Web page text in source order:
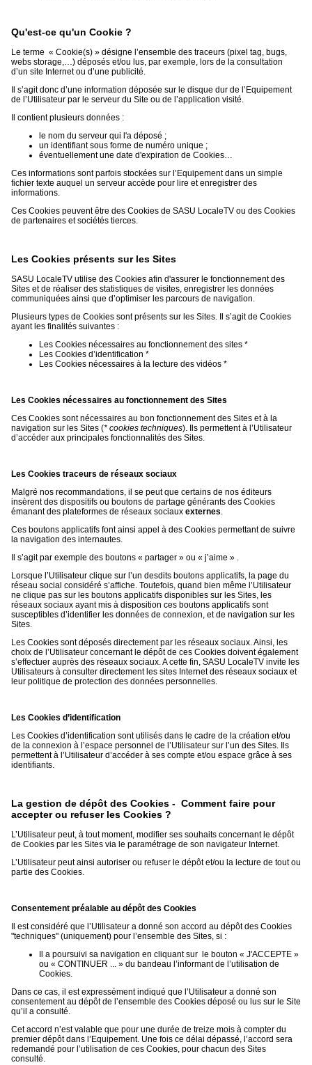
Qu'est-ce qu'un Cookie ?
Le terme « Cookie(s) » désigne l’ensemble des traceurs (pixel tag, bugs,
webs storage,…) déposés et/ou lus, par exemple, lors de la consultation
d’un site Internet ou d’une publicité.
Il s’agit donc d’une information déposée sur le disque dur de l’Equipement
de l’Utilisateur par le serveur du Site ou de l’application visité.
Il contient plusieurs données :
le nom du serveur qui l'a déposé ;
un identifiant sous forme de numéro unique ;
éventuellement une date d'expiration de Cookies…
Ces informations sont parfois stockées sur l’Equipement dans un simple
fichier texte auquel un serveur accède pour lire et enregistrer des
informations.
Ces Cookies peuvent être des Cookies de SASU LocaleTV ou des Cookies
de partenaires et sociétés tierces.
Les Cookies présents sur les Sites
SASU LocaleTV utilise des Cookies afin d'assurer le fonctionnement des
Sites et de réaliser des statistiques de visites, enregistrer les données
communiquées ainsi que d’optimiser les parcours de navigation.
Plusieurs types de Cookies sont présents sur les Sites. Il s’agit de Cookies
ayant les finalités suivantes :
Les Cookies nécessaires au fonctionnement des sites *
Les Cookies d’identification *
Les Cookies nécessaires à la lecture des vidéos *
Les Cookies nécessaires au fonctionnement des Sites
Ces Cookies sont nécessaires au bon fonctionnement des Sites et à la
navigation sur les Sites (* cookies techniques). Ils permettent à l’Utilisateur
d’accéder aux principales fonctionnalités des Sites.
Les Cookies traceurs de réseaux sociaux
Malgré nos recommandations, il se peut que certains de nos éditeurs
insèrent des dispositifs ou boutons de partage générants des Cookies
émanant des plateformes de réseaux sociaux externes.
Ces boutons applicatifs font ainsi appel à des Cookies permettant de suivre
la navigation des internautes.
Il s’agit par exemple des boutons « partager » ou « j’aime » .
Lorsque l’Utilisateur clique sur l’un desdits boutons applicatifs, la page du
réseau social considéré s’affiche. Toutefois, quand bien même l’Utilisateur
ne clique pas sur les boutons applicatifs disponibles sur les Sites, les
réseaux sociaux ayant mis à disposition ces boutons applicatifs sont
susceptibles d’identifier les données de connexion, et de navigation sur les
Sites.
Les Cookies sont déposés directement par les réseaux sociaux. Ainsi, les
choix de l’Utilisateur concernant le dépôt de ces Cookies doivent également
s’effectuer auprès des réseaux sociaux. A cette fin, SASU LocaleTV invite les
Utilisateurs à consulter directement les sites Internet des réseaux sociaux et
leur politique de protection des données personnelles.
Les Cookies d’identification
Les Cookies d’identification sont utilisés dans le cadre de la création et/ou
de la connexion à l’espace personnel de l’Utilisateur sur l’un des Sites. Ils
permettent à l’Utilisateur d’accéder à ses compte et/ou espace grâce à ses
identifiants.
La gestion de dépôt des Cookies - Comment faire pour
accepter ou refuser les Cookies ?
L’Utilisateur peut, à tout moment, modifier ses souhaits concernant le dépôt
de Cookies par les Sites via le paramétrage de son navigateur Internet.
L’Utilisateur peut ainsi autoriser ou refuser le dépôt et/ou la lecture de tout ou
partie des Cookies.
Consentement préalable au dépôt des Cookies
Il est considéré que l’Utilisateur a donné son accord au dépôt des Cookies
"techniques" (uniquement) pour l’ensemble des Sites, si :
Il a poursuivi sa navigation en cliquant sur le bouton « J'ACCEPTE »
ou « CONTINUER ... » du bandeau l’informant de l’utilisation de
Cookies.
Dans ce cas, il est expressément indiqué que l’Utilisateur a donné son
consentement au dépôt de l’ensemble des Cookies déposé ou lus sur le Site
qu’il a consulté.
Cet accord n’est valable que pour une durée de treize mois à compter du
premier dépôt dans l’Equipement. Une fois ce délai dépassé, l’accord sera
redemandé pour l’utilisation de ces Cookies, pour chacun des Sites
consulté.